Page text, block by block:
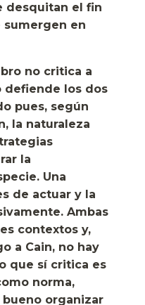
desquitan el fin
sumergen en
no critica a
defiende los dos
pues, según
la naturaleza
la
Una
de actuar y la
Ambas
contextos y,
a Cain, no hay
que sí critica es
norma,
organizar